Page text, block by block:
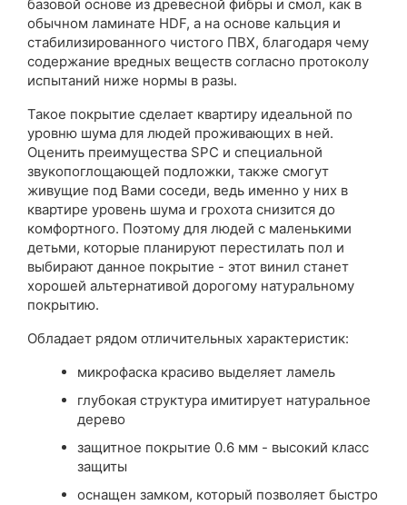
базовой основе из древесной фибры и смол, как в
обычном ламинате HDF, а на основе кальция и
стабилизированного чистого ПВХ, благодаря чему
содержание вредных веществ согласно протоколу
испытаний ниже нормы в разы.
Такое покрытие сделает квартиру идеальной по
уровню шума для людей проживающих в ней.
Оценить преимущества SPC и специальной
звукопоглощающей подложки, также смогут
живущие под Вами соседи, ведь именно у них в
квартире уровень шума и грохота снизится до
комфортного. Поэтому для людей с маленькими
детьми, которые планируют перестилать пол и
выбирают данное покрытие - этот винил станет
хорошей альтернативой дорогому натуральному
покрытию.
Обладает рядом отличительных характеристик:
микрофаска красиво выделяет ламель
глубокая структура имитирует натуральное
дерево
защитное покрытие 0.6 мм - высокий класс
защиты
оснащен замком, который позволяет быстро